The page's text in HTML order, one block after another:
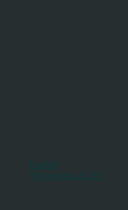
English
*Norwegian-UTF8